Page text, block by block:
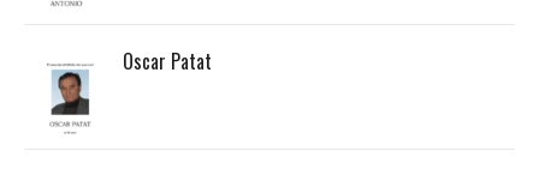
Oscar Patat